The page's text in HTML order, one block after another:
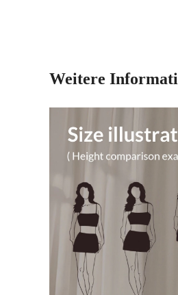
Weitere